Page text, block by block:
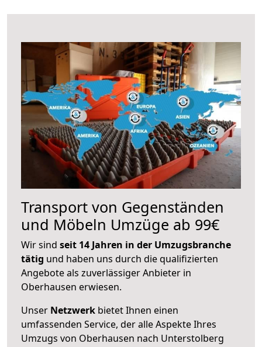
Transport von Gegenständen
und Möbeln Umzüge ab 99€
Wir sind seit 14 Jahren in der Umzugsbranche
tätig und haben uns durch die qualifizierten
Angebote als zuverlässiger Anbieter in
Oberhausen erwiesen.
Unser Netzwerk bietet Ihnen einen
umfassenden Service, der alle Aspekte Ihres
Umzugs von Oberhausen nach Unterstolberg